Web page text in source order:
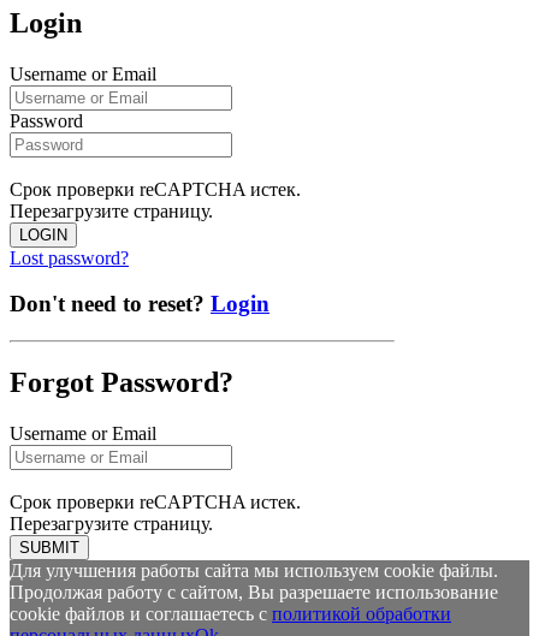
Login
Username or Email
Password
Срок проверки reCAPTCHA истек.
Перезагрузите страницу.
LOGIN
Lost password?
Don't need to reset? Login
Forgot Password?
Username or Email
Срок проверки reCAPTCHA истек.
Перезагрузите страницу.
SUBMIT
Для улучшения работы сайта мы используем cookie файлы.
Продолжая работу с сайтом, Вы разрешаете использование
cookie файлов и соглашаетесь с политикой обработки